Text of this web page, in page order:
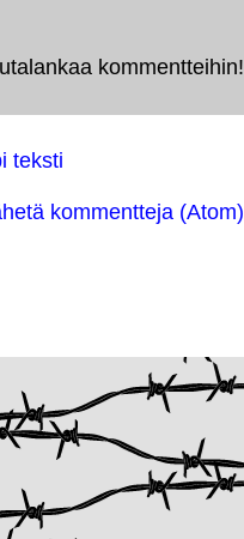
kommentteihin!
teksti
kommentteja (Atom)